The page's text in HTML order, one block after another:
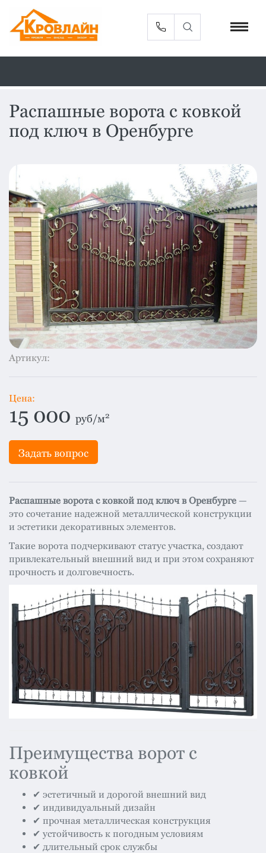
Металлочерепица
Профлист
Кровельная
вентиляция
Доборные
элементы
Водосточная
система
Изоляция
Монтаж
Фальцевая
Сайдинг
панели
Софиты
Комплектующие
Смотреть
все
категории
Распашные ворота с ковкой
под ключ в Оренбурге
Артикул:
Цена:
15 000 руб/м2
Задать вопрос
Распашные ворота с ковкой под ключ в Оренбурге —
это сочетание надежной металлической конструкции
и эстетики декоративных элементов.
Такие ворота подчеркивают статус участка, создают
привлекательный внешний вид и при этом сохраняют
прочность и долговечность.
Преимущества ворот с
ковкой
✔ эстетичный и дорогой внешний вид
✔ индивидуальный дизайн
✔ прочная металлическая конструкция
✔ устойчивость к погодным условиям
✔ длительный срок службы